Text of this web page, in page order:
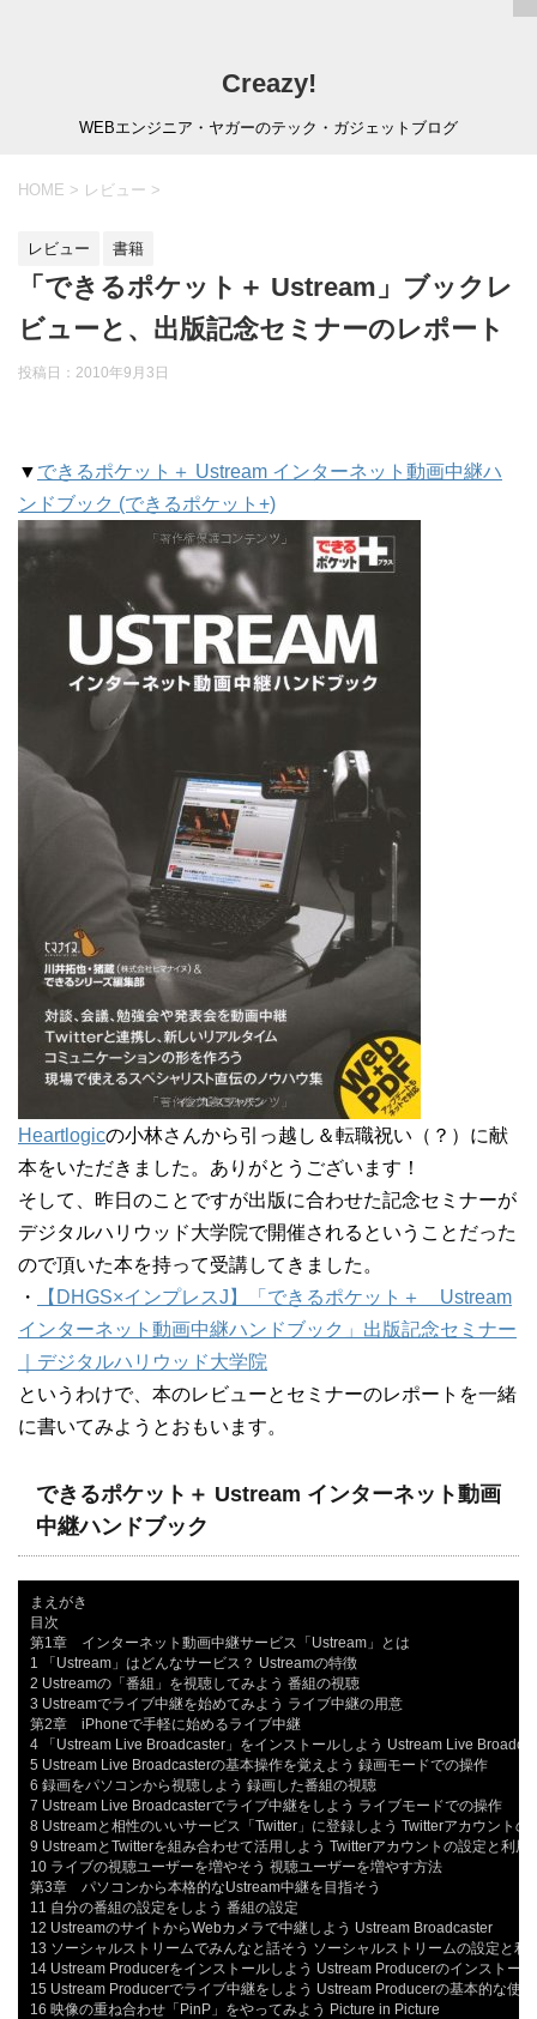
Creazy!
WEBエンジニア・ヤガーのテック・ガジェットブログ
HOME > レビュー >
レビュー 書籍
「できるポケット＋ Ustream」ブックレ
ビューと、出版記念セミナーのレポート
投稿日： 2010年9月3日
▼ できるポケット＋ Ustream インターネット動画中継ハ
ンドブック (できるポケット+)
Heartlogicの小林さんから引っ越し＆転職祝い（？）に献
本をいただきました。ありがとうございます！
そして、昨日のことですが出版に合わせた記念セミナーが
デジタルハリウッド大学院で開催されるということだった
ので頂いた本を持って受講してきました。
・
【DHGS×インプレスJ】「できるポケット＋ Ustream
インターネット動画中継ハンドブック」出版記念セミナー
｜デジタルハリウッド大学院
というわけで、本のレビューとセミナーのレポートを一緒
に書いてみようとおもいます。
できるポケット＋ Ustream インターネット動画
中継ハンドブック
まえがき
目次
第1章　インターネット動画中継サービス「Ustream」とは
1 「Ustream」はどんなサービス？ Ustreamの特徴
2 Ustreamの「番組」を視聴してみよう 番組の視聴
3 Ustreamでライブ中継を始めてみよう ライブ中継の用意
第2章　iPhoneで手軽に始めるライブ中継
4 「Ustream Live Broadcaster」をインストールしよう Ustream Live
5 Ustream Live Broadcasterの基本操作を覚えよう 録画モードでの操作
6 録画をパソコンから視聴しよう 録画した番組の視聴
7 Ustream Live Broadcasterでライブ中継をしよう ライブモードでの操作
8 Ustreamと相性のいいサービス「Twitter」に登録しよう Twitterアカウントの
9 UstreamとTwitterを組み合わせて活用しよう Twitterアカウントの設定と利用
10 ライブの視聴ユーザーを増やそう 視聴ユーザーを増やす方法
第3章　パソコンから本格的なUstream中継を目指そう
11 自分の番組の設定をしよう 番組の設定
12 UstreamのサイトからWebカメラで中継しよう Ustream Broadcaster
13 ソーシャルストリームでみんなと話そう ソーシャルストリームの設定と利
14 Ustream Producerをインストールしよう Ustream Producerのインストール
15 Ustream Producerでライブ中継をしよう Ustream Producerの基本的な使
16 映像の重ね合わせ「PinP」をやってみよう Picture in Picture